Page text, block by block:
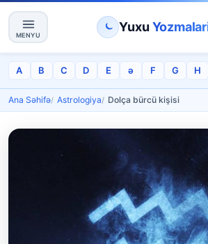
MENYU
Yuxu
A B C D E ə F G H
Ana Səhifə Astrologiya Dolça bürcü kişisi